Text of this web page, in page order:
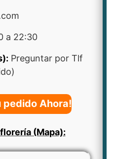
a 22:30
Preguntar por Tlf
pedido Ahora!
(Mapa):